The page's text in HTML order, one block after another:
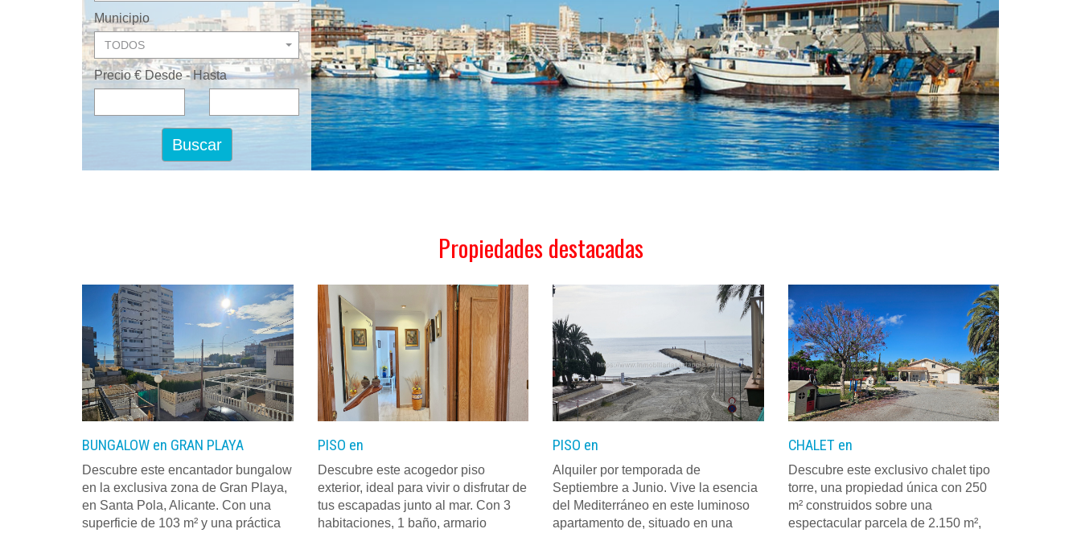
Municipio
TODOS
Precio € Desde - Hasta
Buscar
Propiedades destacadas
BUNGALOW en GRAN PLAYA
Descubre este encantador bungalow
en la exclusiva zona de Gran Playa,
en Santa Pola, Alicante. Con una
superficie de 103 m² y una práctica
PISO en
Descubre este acogedor piso
exterior, ideal para vivir o disfrutar de
tus escapadas junto al mar. Con 3
habitaciones, 1 baño, armario
PISO en
Alquiler por temporada de
Septiembre a Junio. Vive la esencia
del Mediterráneo en este luminoso
apartamento de, situado en una
CHALET en
Descubre este exclusivo chalet tipo
torre, una propiedad única con 250
m² construidos sobre una
espectacular parcela de 2.150 m²,